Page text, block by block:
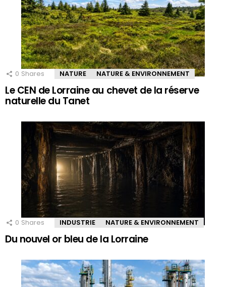
0 Shares NATURE NATURE & ENVIRONNEMENT
Le CEN de Lorraine au chevet de la réserve
naturelle du Tanet
0 Shares INDUSTRIE NATURE & ENVIRONNEMENT
Du nouvel or bleu de la Lorraine